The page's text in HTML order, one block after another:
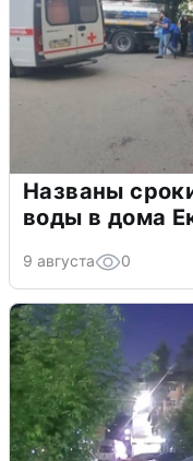
Названы
воды в дома
9 августа 0